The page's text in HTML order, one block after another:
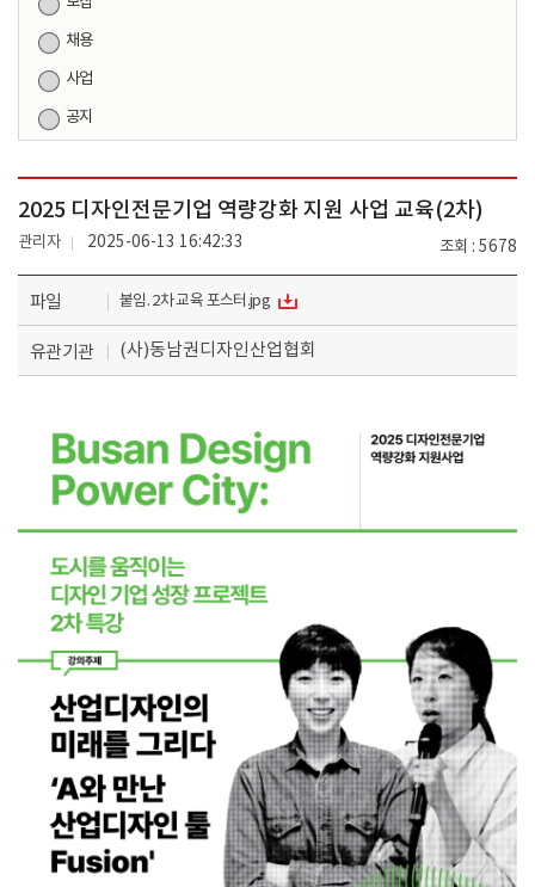
채용
사업
공지
2025 디자인전문기업 역량강화 지원 사업 교육(2차)
조회 5678
관리자 2025-06-13 16:42:33
파일 붙임. 2차 교육 포스터.jpg
유관기관 (사)동남권디자인산업협회